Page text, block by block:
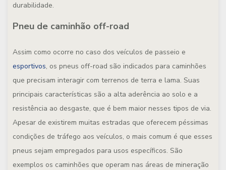
durabilidade.
Pneu de caminhão off-road
Assim como ocorre no caso dos veículos de passeio e
esportivos, os pneus off-road são indicados para caminhões
que precisam interagir com terrenos de terra e lama. Suas
principais características são a alta aderência ao solo e a
resistência ao desgaste, que é bem maior nesses tipos de via.
Apesar de existirem muitas estradas que oferecem péssimas
condições de tráfego aos veículos, o mais comum é que esses
pneus sejam empregados para usos específicos. São
exemplos os caminhões que operam nas áreas de mineração